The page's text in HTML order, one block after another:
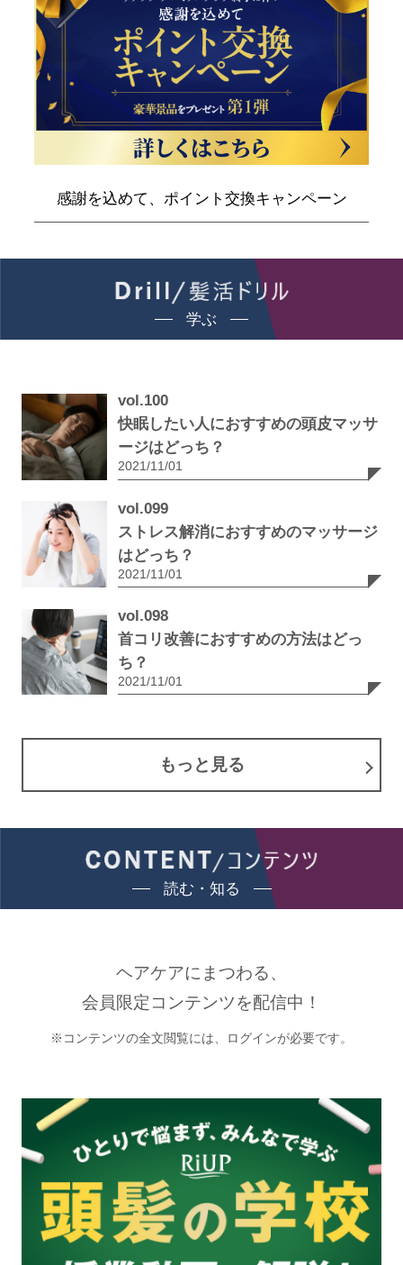
感謝を込めて、ポイント交換キャンペーン
学ぶ
vol.100
快眠したい人におすすめの頭皮マッサ
ージはどっち？
2021/11/01
vol.099
ストレス解消におすすめのマッサージ
はどっち？
2021/11/01
vol.098
首コリ改善におすすめの方法はどっ
ち？
2021/11/01
もっと見る
読む・知る
ヘアケアにまつわる、
会員限定コンテンツを配信中！
※コンテンツの全文閲覧には、ログインが必要です。